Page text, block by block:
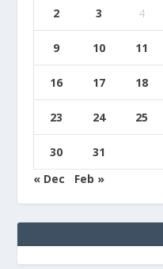
2 3 4
9 10 11
16 17 18
23 24 25
30
31
« Dec
Feb »